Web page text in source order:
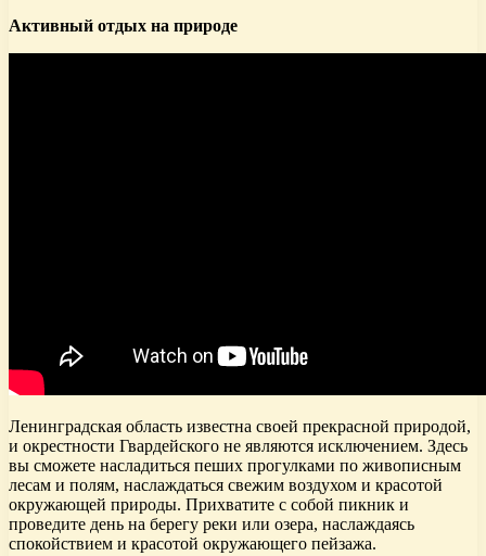
Активный отдых на природе
Ленинградская область известна своей прекрасной природой,
и окрестности Гвардейского не являются исключением. Здесь
вы сможете насладиться пеших прогулками по живописным
лесам и полям, наслаждаться свежим воздухом и красотой
окружающей природы. Прихватите с собой пикник и
проведите день на берегу реки или озера, наслаждаясь
спокойствием и красотой окружающего пейзажа.